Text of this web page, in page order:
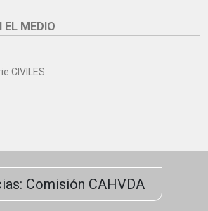
EL MEDIO
CIVILES
Comisión CAHVDA